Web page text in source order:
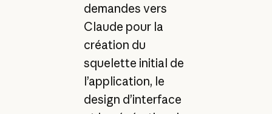
demandes vers
Claude pour la
création du
squelette initial de
l’application, le
design d’interface